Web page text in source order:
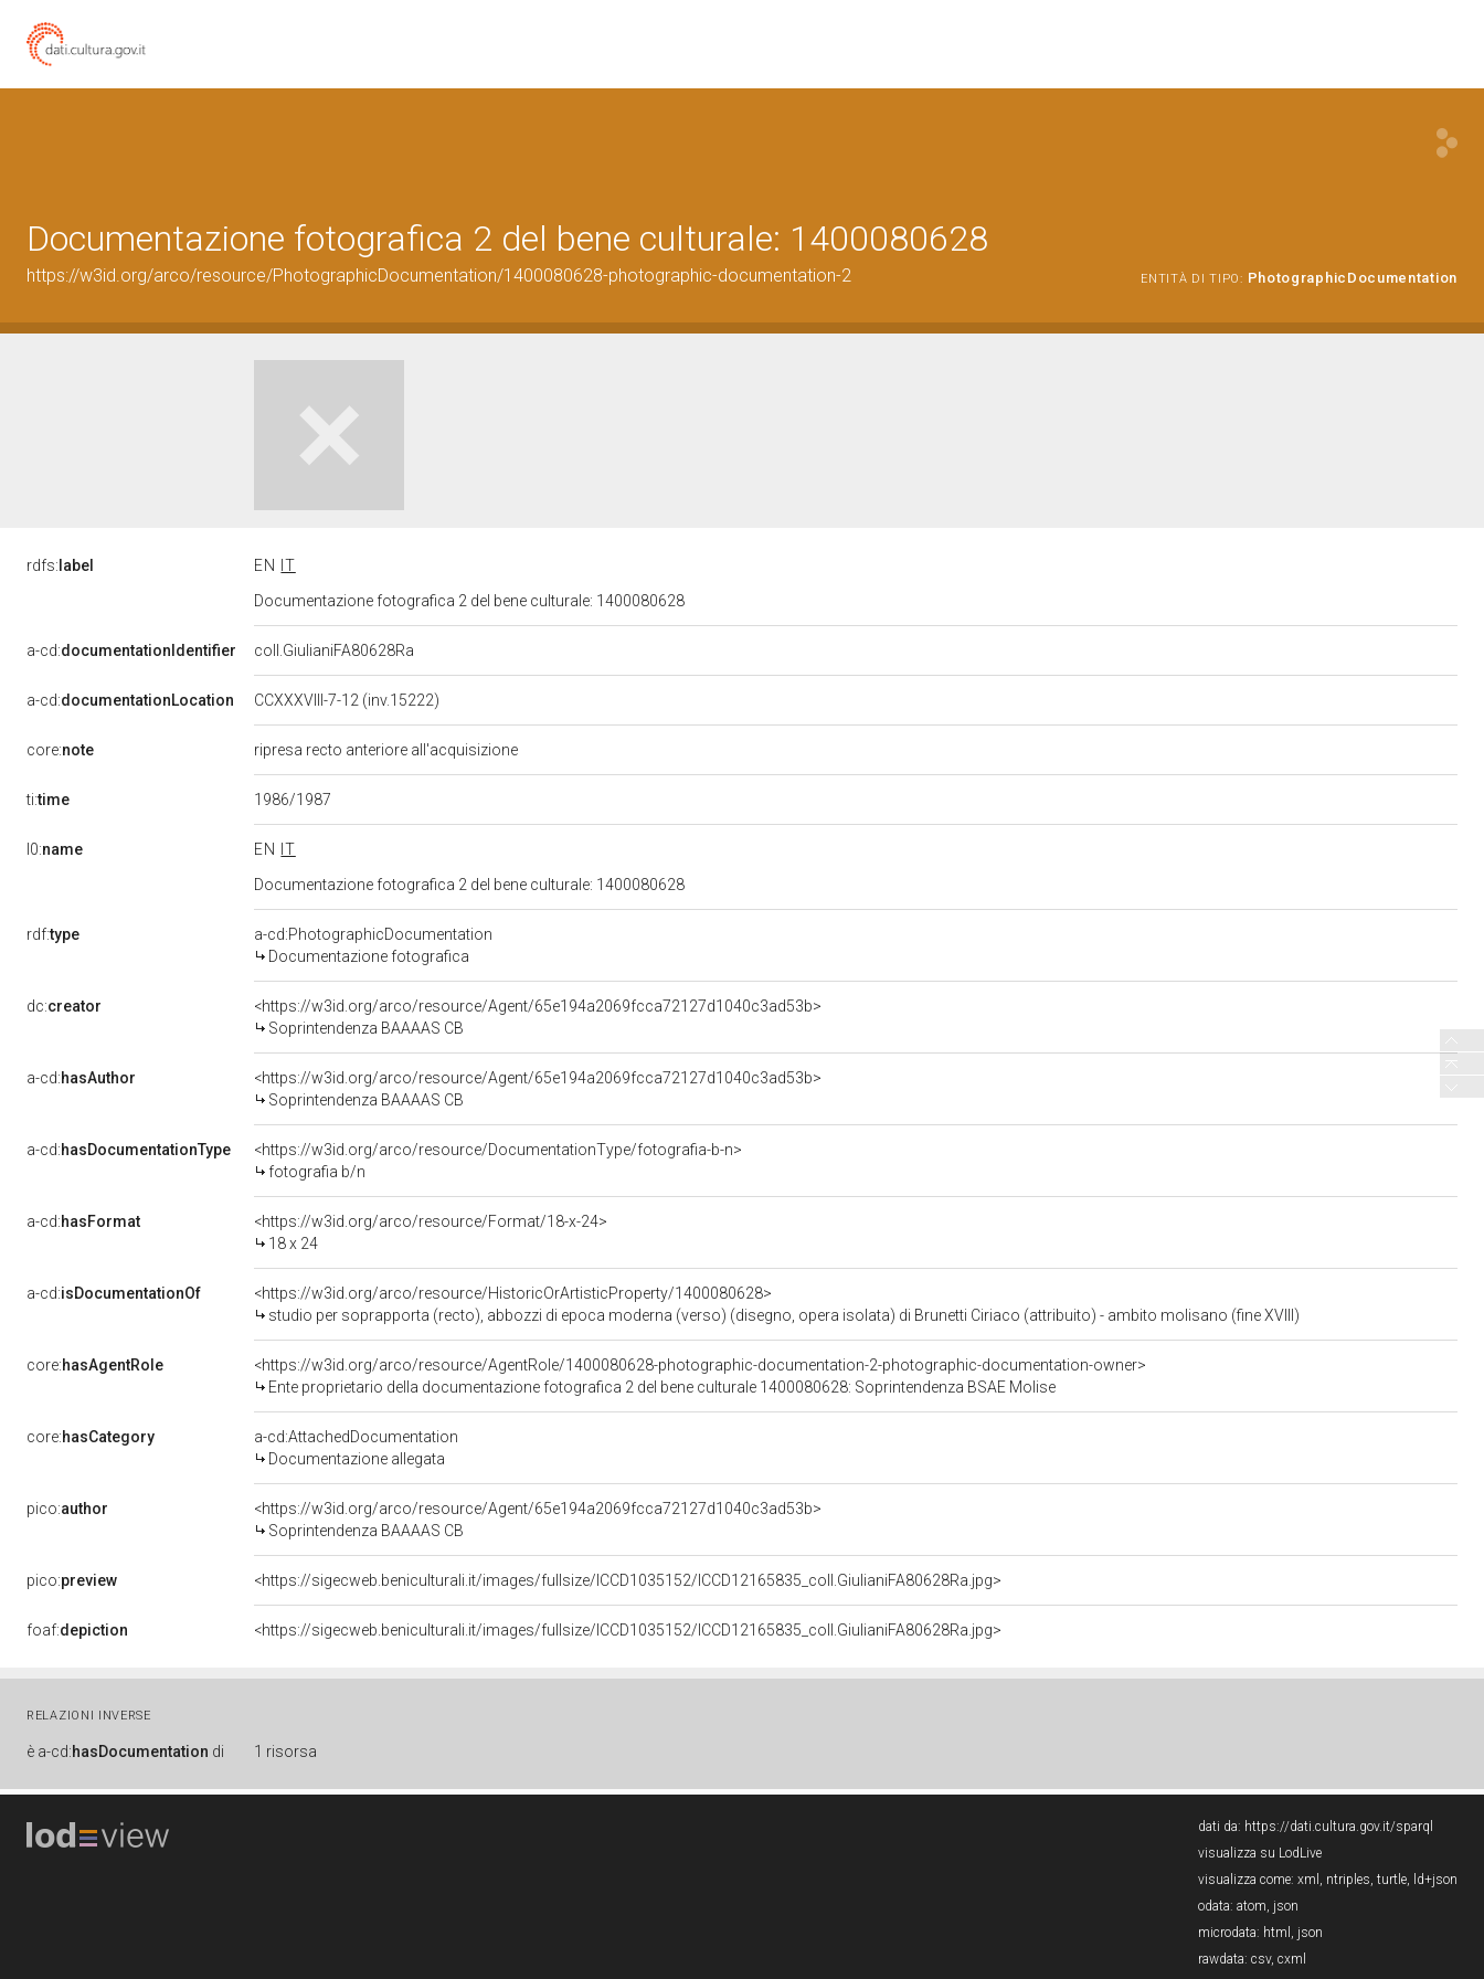
Documentazione fotografica 2 del bene culturale: 1400080628
https://w3id.org/arco/resource/PhotographicDocumentation/1400080628-photographic-documentation-2 ENTITÀ DI TIPO: PhotographicDocumentation
rdfs: label EN
IT
Documentazione fotografica 2 del bene culturale: 1400080628
a-cd:documentationIdentifier coll.GiulianiFA80628Ra
a-cd:documentationLocation CCXXXVIII-7-12 (inv.15222)
core:note ripresa recto anteriore all'acquisizione
ti:time 1986/1987
l0:name EN
IT
Documentazione fotografica 2 del bene culturale: 1400080628
rdf:type
a-cd:PhotographicDocumentation
Documentazione fotografica
dc:creator
<https://w3id.org/arco/resource/Agent/65e194a2069fcca72127d1040c3ad53b>
Soprintendenza BAAAAS CB
a-cd:hasAuthor
<https://w3id.org/arco/resource/Agent/65e194a2069fcca72127d1040c3ad53b>
Soprintendenza BAAAAS CB
a-cd:hasDocumentationType
<https://w3id.org/arco/resource/DocumentationType/fotografia-b-n>
fotografia b/n
a-cd:hasFormat
<https://w3id.org/arco/resource/Format/18-x-24>
18 x 24
a-cd:isDocumentationOf
<https://w3id.org/arco/resource/HistoricOrArtisticProperty/1400080628>
studio per soprapporta (recto), abbozzi di epoca moderna (verso) (disegno, opera isolata) di Brunetti Ciriaco (attribuito) - ambito molisano (fine XVIII)
core:hasAgentRole
<https://w3id.org/arco/resource/AgentRole/1400080628-photographic-documentation-2-photographic-documentation-owner>
Ente proprietario della documentazione fotografica 2 del bene culturale 1400080628: Soprintendenza BSAE Molise
core:hasCategory
a-cd:AttachedDocumentation
Documentazione allegata
pico:author
<https://w3id.org/arco/resource/Agent/65e194a2069fcca72127d1040c3ad53b>
Soprintendenza BAAAAS CB
pico:preview <https://sigecweb.beniculturali.it/images/fullsize/ICCD1035152/ICCD12165835_coll.GiulianiFA80628Ra.jpg>
foaf:depiction <https://sigecweb.beniculturali.it/images/fullsize/ICCD1035152/ICCD12165835_coll.GiulianiFA80628Ra.jpg>
RELAZIONI INVERSE
è a-cd:hasDocumentation di 1 risorsa
dati da: https://dati.cultura.gov.it/sparql
visualizza su LodLive
visualizza come: xml , ntriples, turtle, ld+json
odata: atom, json
microdata: html , json
rawdata: csv, cxml